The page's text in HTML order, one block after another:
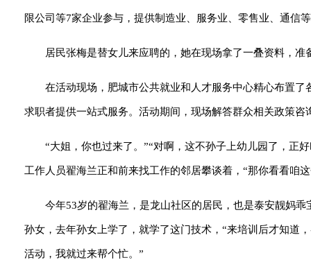
限公司等7家企业参与，提供制造业、服务业、零售业、通信
居民张梅是替女儿来应聘的，她在现场拿了一叠资料，
在活动现场，肥城市公共就业和人才服务中心精心布置
求职者提供一站式服务。活动期间，现场解答群众相关政策
“大姐，你也过来了。”“对啊，这不孙子上幼儿园了，正
工作人员翟海兰正和前来找工作的邻居攀谈着，“那你看看咱
今年53岁的翟海兰，是龙山社区的居民，也是泰安靓妈
孙女，去年孙女上学了，就学了这门技术，“来培训后才知道
活动，我就过来帮个忙。”